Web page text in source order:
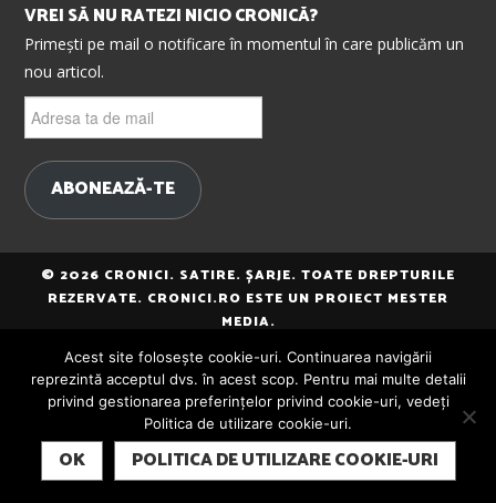
VREI SĂ NU RATEZI NICIO CRONICĂ?
Primești pe mail o notificare în momentul în care publicăm un
nou articol.
ta
mail
ABONEAZĂ-TE
© 2026 CRONICI. SATIRE. ȘARJE. TOATE DREPTURILE
REZERVATE. CRONICI.RO ESTE UN PROIECT MESTER
MEDIA.
SUBSCRIBE
Acest site folosește cookie-uri. Continuarea navigării
reprezintă acceptul dvs. în acest scop. Pentru mai multe detalii
privind gestionarea preferințelor privind cookie-uri, vedeți
Politica de utilizare cookie-uri.
OK POLITICA DE UTILIZARE COOKIE-URI